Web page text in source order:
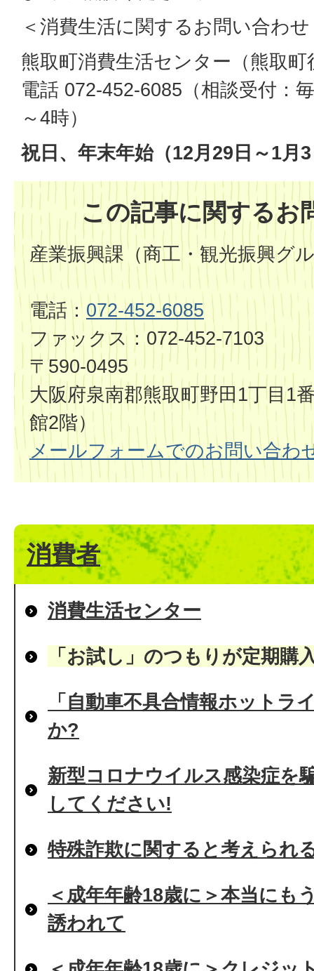
＜消費生活に関するお問い合わせ
熊取町消費生活センター（熊取町
電話 072-452-6085（相談受付：
～4時）
祝日、年末年始（12月29日～1月
この記事に関するお
産業振興課（商工・観光振興グ
電話： 072-452-6085
ファックス：072-452-7103
〒590-0495
大阪府泉南郡熊取町野田1丁目1
館2階）
メールフォームでのお問い合わ
消費者
消費生活センター
「お試し」のつもりが定期購
「自動車不具合情報ホットラ
か?
新型コロナウイルス感染症を
してください!
特殊詐欺に関すると考えられ
＜成年年齢18歳に＞本当にも
誘われて